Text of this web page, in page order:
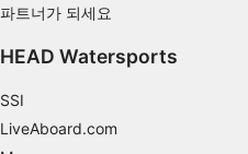
파트너가 되세요
HEAD Watersports
SSI
LiveAboard.com
공연
기능의